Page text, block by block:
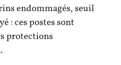
endommagés, seuil
: ces postes sont
protections